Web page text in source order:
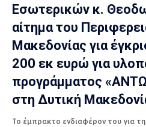
Εσωτερικών κ.
αίτημα του
Μακεδονίας για
200 εκ ευρώ για
προγράμματος
στη Δυτική
Το έμπρακτο ενδιαφέρον του για